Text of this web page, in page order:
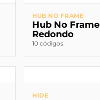
HUB NO FRAME
Hub No Frame
Redondo
10 códigos
HIDE